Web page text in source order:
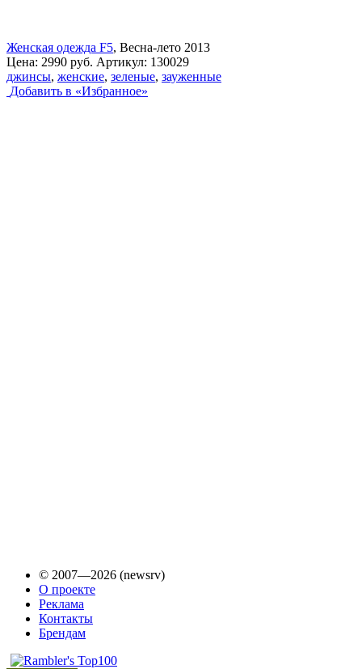
Женская одежда F5, Весна-лето 2013
Цена: 2990 руб. Артикул: 130029
джинсы, женские, зеленые, зауженные
Добавить в «Избранное»
© 2007—2026 (newsrv)
О проекте
Реклама
Контакты
Брендам